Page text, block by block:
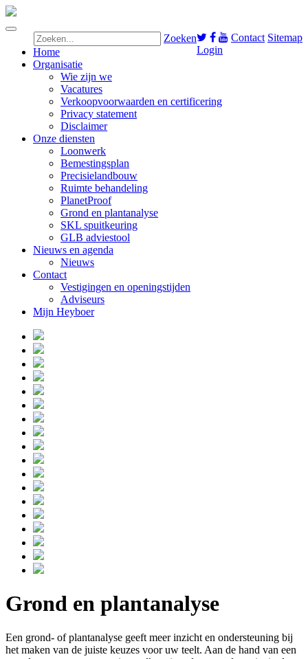
Contact Sitemap
Login
Zoeken
Home
Organisatie
Wie zijn we
Vacatures
Verkoopvoorwaarden en certificering
Privacy statement
Disclaimer
Onze diensten
Loonwerk
Bemestingsplan
Precisielandbouw
Ruimte behandeling
PlanetProof
Grond en plantanalyse
SKL spuitkeuring
GLB adviestool
Nieuws en agenda
Nieuws
Contact
Vestigingen en openingstijden
Adviseurs
Mijn Heyboer
Grond en plantanalyse
Een grond- of plantanalyse geeft meer inzicht en ondersteuning bij
het maken van de juiste keuzes voor uw teelt. Aan de hand van een